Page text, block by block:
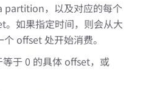
partition，以及对应的每个
如果指定时间，则会从大
offset 处开始消费。
于 0 的具体 offset，或